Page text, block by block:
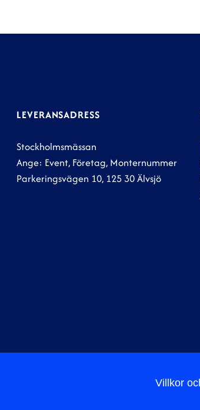
LEVERANSADRESS
Stockholmsmässan
Ange: Event, Företag, Monternummer
Parkeringsvägen 10, 125 30 Älvsjö
Villkor